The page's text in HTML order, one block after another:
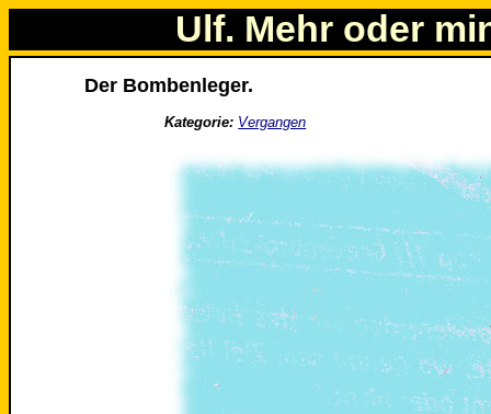
Ulf. Mehr oder
Der Bombenleger.
Kategorie: Vergangen